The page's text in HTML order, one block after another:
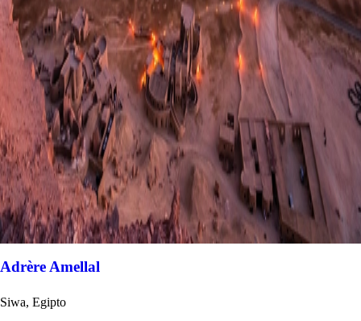
Adrère Amellal
Siwa, Egipto